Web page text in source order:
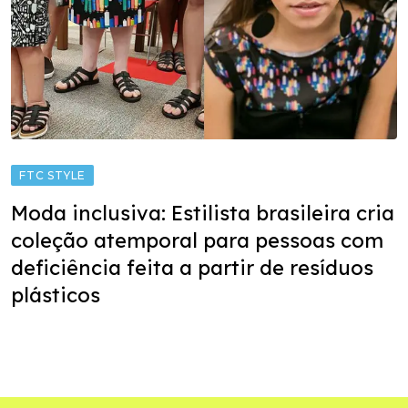
FTC STYLE
Moda inclusiva: Estilista brasileira cria
coleção atemporal para pessoas com
deficiência feita a partir de resíduos
plásticos